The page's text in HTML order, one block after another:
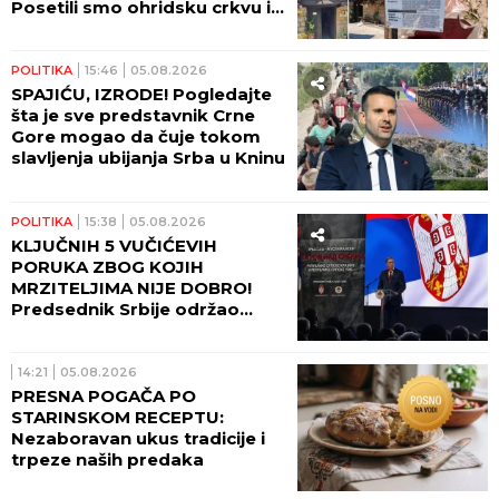
Posetili smo ohridsku crkvu iz
POLITIKA 15:46 05.08.2026
SPAJIĆU, IZRODE! Pogledajte
šta je sve predstavnik Crne
Gore mogao da čuje tokom
slavljenja ubijanja Srba u Kninu
POLITIKA 15:38 05.08.2026
KLJUČNIH 5 VUČIĆEVIH
PORUKA ZBOG KOJIH
MRZITELJIMA NIJE DOBRO!
Predsednik Srbije održao
14:21 05.08.2026
PRESNA POGAČA PO
STARINSKOM RECEPTU:
Nezaboravan ukus tradicije i
trpeze naših predaka